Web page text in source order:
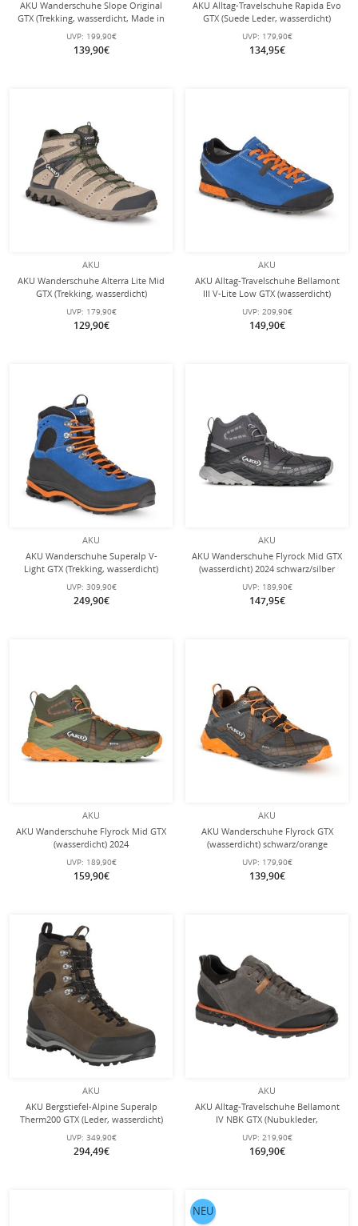
AKU Wanderschuhe Slope Original
GTX (Trekking, wasserdicht, Made in
Italy) beigebraun/brick Herren
UVP: 199,90€
139,90€
AKU Alltag-Travelschuhe Rapida Evo
GTX (Suede Leder, wasserdicht)
blau/orange Herren
UVP: 179,90€
134,95€
AKU
AKU Wanderschuhe Alterra Lite Mid
GTX (Trekking, wasserdicht)
sandbraun Herren
UVP: 179,90€
129,90€
AKU
AKU Alltag-Travelschuhe Bellamont
III V-Lite Low GTX (wasserdicht)
blau/orange Herren
UVP: 209,90€
149,90€
AKU
AKU Wanderschuhe Superalp V-
Light GTX (Trekking, wasserdicht)
blau Herren
UVP: 309,90€
249,90€
AKU
AKU Wanderschuhe Flyrock Mid GTX
(wasserdicht) 2024 schwarz/silber
Herren
UVP: 189,90€
147,95€
AKU
AKU Wanderschuhe Flyrock Mid GTX
(wasserdicht) 2024
militärgrün/orange Herren
UVP: 189,90€
159,90€
AKU
AKU Wanderschuhe Flyrock GTX
(wasserdicht) schwarz/orange
Herren
UVP: 179,90€
139,90€
AKU
AKU Bergstiefel-Alpine Superalp
Therm200 GTX (Leder, wasserdicht)
braun Herren
UVP: 349,90€
294,49€
AKU
AKU Alltag-Travelschuhe Bellamont
IV NBK GTX (Nubukleder,
wasserdicht) 2025 grau Herren
UVP: 219,90€
169,90€
NEU